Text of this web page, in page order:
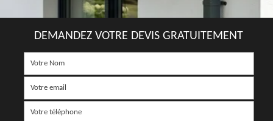
DEMANDEZ VOTRE DEVIS GRATUITEMENT